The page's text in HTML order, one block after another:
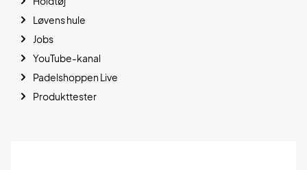
Løvens hule
Jobs
YouTube-kanal
Padelshoppen Live
Produkttester